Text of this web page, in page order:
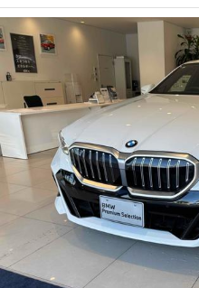
囲カメラ １９インチアルミホイール
ドランプ シートヒーター（宮崎県）